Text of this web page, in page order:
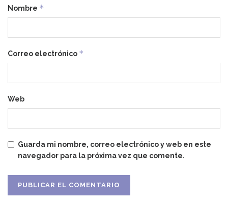
Nombre *
Correo electrónico *
Web
Guarda mi nombre, correo electrónico y web en este
navegador para la próxima vez que comente.